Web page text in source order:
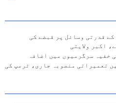
کے قدرتی وسائل پر قبضے کی
اکبر ولایتی
خفیہ سرگرمیوں میں اضافہ
تعمیراتی منصوبہ جاری، ٹرمپ کی